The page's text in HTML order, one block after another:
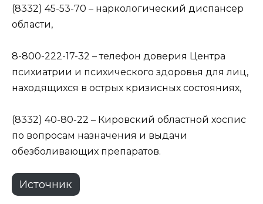
(8332) 45-53-70 – наркологический диспансер
области,
8-800-222-17-32 – телефон доверия Центра
психиатрии и психического здоровья для лиц,
находящихся в острых кризисных состояниях,
(8332) 40-80-22 – Кировский областной хоспис
по вопросам назначения и выдачи
обезболивающих препаратов.
Источник